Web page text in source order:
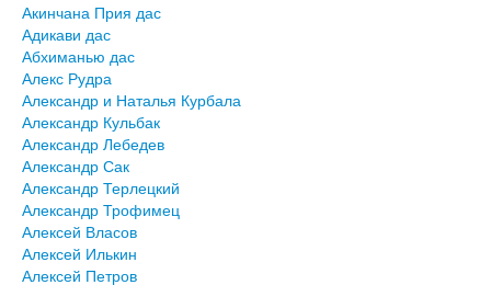
Акинчана Прия дас
Адикави дас
Абхиманью дас
Алекс Рудра
Александр и Наталья Курбала
Александр Кульбак
Александр Лебедев
Александр Сак
Александр Терлецкий
Александр Трофимец
Алексей Власов
Алексей Илькин
Алексей Петров